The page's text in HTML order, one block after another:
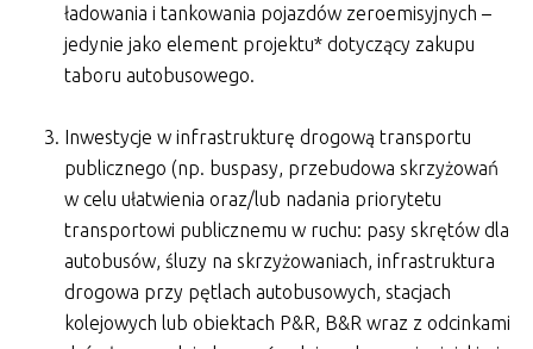
ładowania i tankowania pojazdów zeroemisyjnych –
jedynie jako element projektu* dotyczący zakupu
taboru autobusowego.
Inwestycje w infrastrukturę drogową transportu
publicznego (np. buspasy, przebudowa skrzyżowań
w celu ułatwienia oraz/lub nadania priorytetu
transportowi publicznemu w ruchu: pasy skrętów dla
autobusów, śluzy na skrzyżowaniach, infrastruktura
drogowa przy pętlach autobusowych, stacjach
kolejowych lub obiektach P&R, B&R wraz z odcinkami